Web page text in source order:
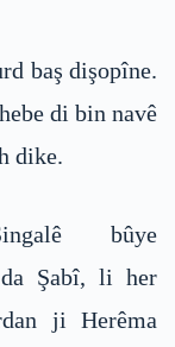
baş dişopîne.
di bin navê
dike.
bûye
Şabî, li her
ji Herêma